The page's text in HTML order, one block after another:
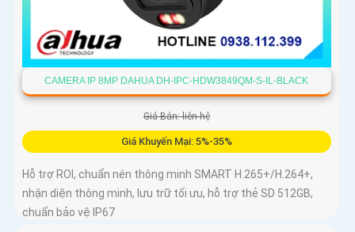
CAMERA IP 8MP DAHUA DH-IPC-HDW3849QM-S-IL-BLACK
Giá Bán: liên hệ
Giá Khuyến Mại: 5%-35%
Hỗ trợ ROI, chuẩn nén thông minh SMART H.265+/H.264+,
nhận diện thông minh, lưu trữ tối ưu, hỗ trợ thẻ SD 512GB,
chuẩn bảo vệ IP67